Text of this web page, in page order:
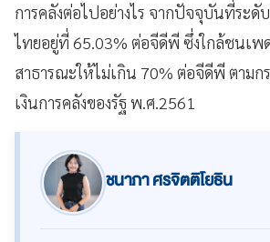
การคลังต่อไปอย่างไร จากปัจจุบันที่ระ
ไทยอยู่ที่ 65.03% ต่อจีดีพี ซึ่งใกล้ชนเพ
สาธารณะให้ไม่เกิน 70% ต่อจีดีพี ตามก
เงินการคลังของรัฐ พ.ศ.2561
ชนาภา ศรจิตติโยธิน